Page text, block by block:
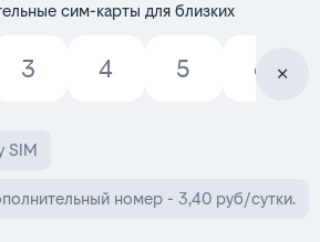
сим-карты для близких
3 4 5 6
SIM
номер - 3,40 руб/сутки.